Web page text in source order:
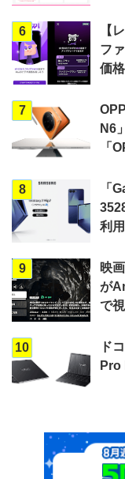
6
【
フ
価
7
N6
「
8
「
利
9
映
が
で
10
ド
Pro